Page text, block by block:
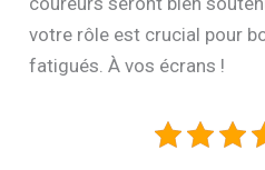
votre rôle est crucial pour
fatigués. À vos écrans !